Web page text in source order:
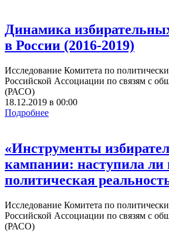
Динамика
в России (2016-2019)
Исследование Комитета по
Российской Ассоциации по связям с
(РАСО)
18.12.2019 в 00:00
Подробнее
«Инструменты
кампании: наступила ли
политическая
Исследование Комитета по
Российской Ассоциации по связям с
(РАСО)